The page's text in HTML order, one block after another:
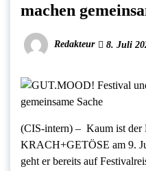
machen
Redakteur 8. Juli
(CIS-intern) – Kaum ist der
KRACH+GETÖSE am 9.
geht er bereits auf